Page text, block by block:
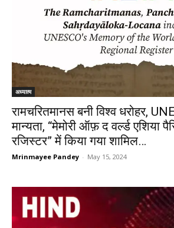
अध्यात्म
रामचरितमानस बनी विश्व धरोहर,
मान्यता, “मेमोरी ऑफ़ द वर्ल्ड
रजिस्टर” में किया गया शामिल…
Mrinmayee Pandey - May 15, 2024